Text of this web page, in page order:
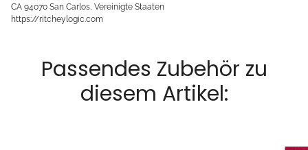
CA 94070 San Carlos, Vereinigte Staaten
https://ritcheylogic.com
Passendes Zubehör zu
diesem Artikel: